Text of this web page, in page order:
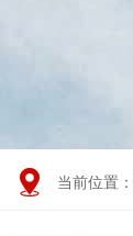
 当前位置：